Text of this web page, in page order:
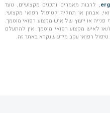
, לרבות מאמרים ותכנים מקצועיים, נועד
אבחון או תחליף לטיפול רפואי מקצועי.
פנייה או ייעוץ של איש מקצוע רפואי מוסמך.
לאיש מקצוע רפואי מוסמך. אין להתעלם
טיפול רפואי עקב מידע שנקרא באתר זה.